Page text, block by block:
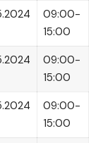
09:00-
15:00
09:00-
15:00
09:00-
15:00